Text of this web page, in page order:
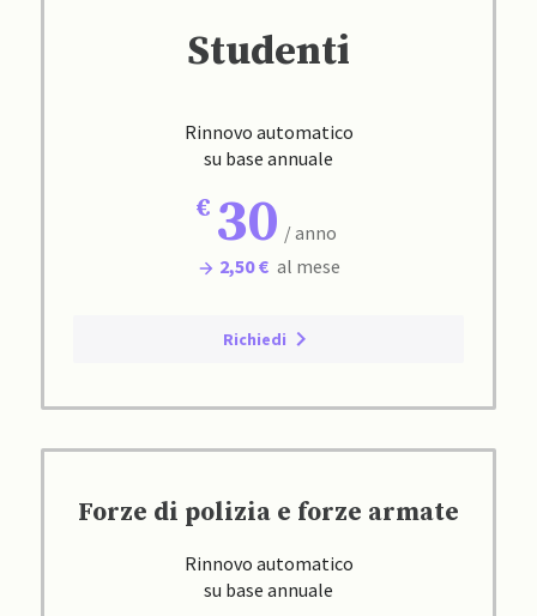
Studenti
Rinnovo automatico
su base annuale
30 / anno
2,50 € al mese
Richiedi
Forze di polizia e forze armate
Rinnovo automatico
su base annuale